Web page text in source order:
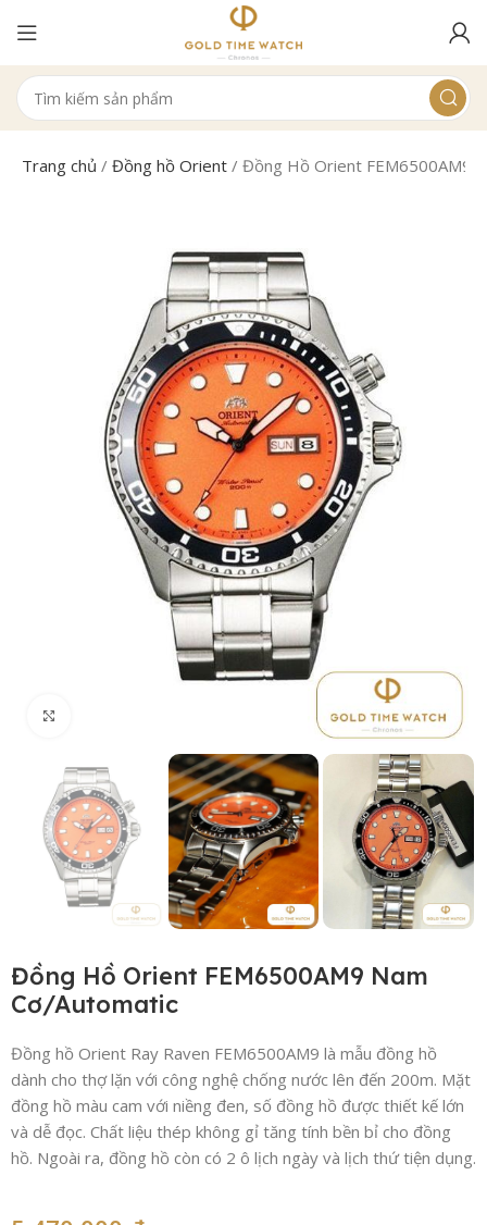
Trang chủ /Đồng hồ Orient /Đồng Hồ Orient FEM6500AM9
Đồng Hồ Orient FEM6500AM9 Nam
Cơ/Automatic
Đồng hồ Orient Ray Raven FEM6500AM9 là mẫu đồng hồ
dành cho thợ lặn với công nghệ chống nước lên đến 200m. Mặt
đồng hồ màu cam với niềng đen, số đồng hồ được thiết kế lớn
và dễ đọc. Chất liệu thép không gỉ tăng tính bền bỉ cho đồng
hồ. Ngoài ra, đồng hồ còn có 2 ô lịch ngày và lịch thứ tiện dụng.